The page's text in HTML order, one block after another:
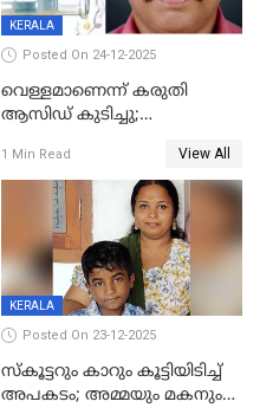
KERALA
Posted On 24-12-2025
വെള്ളമാണെന്ന് കരുതി
ആസിഡ് കുടിച്ചു;
മരിച്ചു
1 Min Read View All
KERALA
Posted On 23-12-2025
സ്കൂട്ടറും കാറും കൂട്ടിയിടിച്ച്
അപകടം; അമ്മയും മകനും